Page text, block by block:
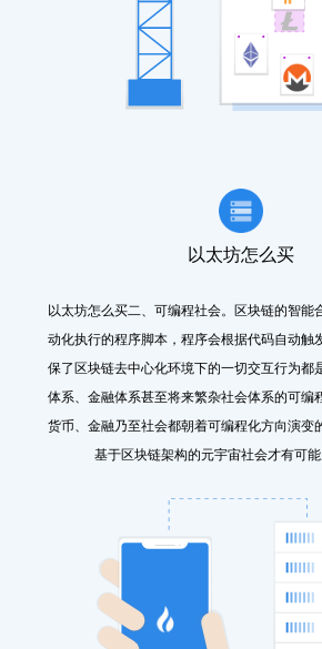
以太坊怎么买
以太坊怎么买二、可编程社会。区块链的智能
动化执行的程序脚本，程序会根据代码自动触
保了区块链去中心化环境下的一切交互行为都
体系、金融体系甚至将来繁杂社会体系的可编
货币、金融乃至社会都朝着可编程化方向演变
基于区块链架构的元宇宙社会才有可能